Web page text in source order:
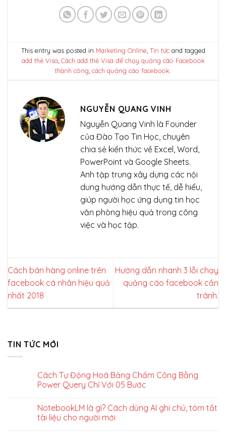
This entry was posted in Marketing Online Tin tứcand tagged
add thẻ Visa Cách add thẻ Visa để chạy quảng cáo Facebook
thành công cách quảng cáo facebook
NGUYỄN QUANG VINH
Nguyễn Quang Vinh là Founder
của Đào Tạo Tin Học, chuyên
chia sẻ kiến thức về Excel, Word,
PowerPoint và Google Sheets.
Anh tập trung xây dựng các nội
dung hướng dẫn thực tế, dễ hiểu,
giúp người học ứng dụng tin học
văn phòng hiệu quả trong công
việc và học tập.
Cách bán hàng online trên
facebook cá nhân hiệu quả
nhất 2018
Hướng dẫn nhanh 3 lỗi chạy
quảng cáo facebook cần
tránh.
TIN TỨC MỚI
Cách Tự Động Hoá Bảng Chấm Công Bằng
Power Query Chỉ Với 05 Bước
NotebookLM là gì? Cách dùng AI ghi chú, tóm tắt
tài liệu cho người mới